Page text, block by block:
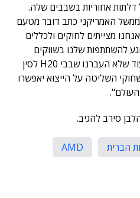
אחוריות בשבבים שלה.
האמריקני כתב דובר מטעם
מצייתים לחוקים ולכללים
להשתתפות שלנו בשווקים
בינלאומיים". הוא הוסיף כי "בעוד שלא העברנו שבבי H20 לסין
השליטה על הייצוא יאפשרו
הברית
AMD